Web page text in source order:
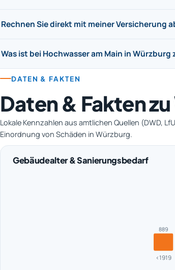
Rechnen Sie direkt mit meiner Versicherung
Was ist bei Hochwasser am Main in Würzburg
DATEN & FAKTEN
Daten & Fakten
Lokale Kennzahlen aus amtlichen Quellen (DWD,
Einordnung von Schäden in Würzburg.
Gebäudealter & Sanierungsbedarf
<1919
889